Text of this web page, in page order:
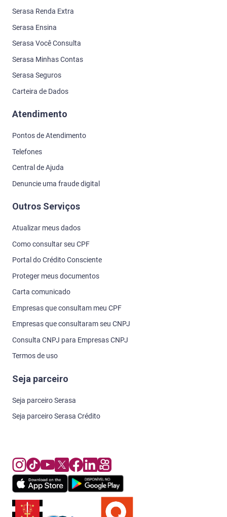
Serasa Renda Extra
Serasa Ensina
Serasa Você Consulta
Serasa Minhas Contas
Serasa Seguros
Carteira de Dados
Atendimento
Pontos de Atendimento
Telefones
Central de Ajuda
Denuncie uma fraude digital
Outros Serviços
Atualizar meus dados
Como consultar seu CPF
Portal do Crédito Consciente
Proteger meus documentos
Carta comunicado
Empresas que consultam meu CPF
Empresas que consultaram seu CNPJ
Consulta CNPJ para Empresas CNPJ
Termos de uso
Seja parceiro
Seja parceiro Serasa
Seja parceiro Serasa Crédito